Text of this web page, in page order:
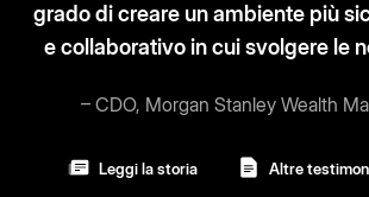
efficiente
attività.
di clienti